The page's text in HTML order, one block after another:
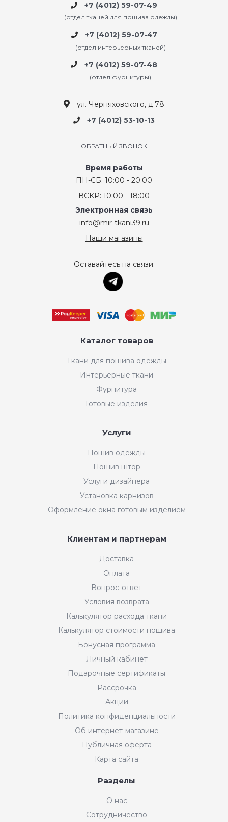
+7 (4012) 59-07-49
(отдел тканей для пошива одежды)
+7 (4012) 59-07-47
(отдел интерьерных тканей)
+7 (4012) 59-07-48
(отдел фурнитуры)
ул. Черняховского, д.78
+7 (4012) 53-10-13
ОБРАТНЫЙ ЗВОНОК
Время работы
ПН-СБ: 10:00 - 20:00
ВСКР: 10:00 - 18:00
Электронная связь
info@mir-tkani39.ru
Наши магазины
Оставайтесь на связи:
Каталог товаров
Ткани для пошива одежды
Интерьерные ткани
Фурнитура
Готовые изделия
Услуги
Пошив одежды
Пошив штор
Услуги дизайнера
Установка карнизов
Оформление окна готовым изделием
Клиентам и партнерам
Доставка
Оплата
Вопрос-ответ
Условия возврата
Калькулятор расхода ткани
Калькулятор стоимости пошива
Бонусная программа
Личный кабинет
Подарочные сертификаты
Рассрочка
Акции
Политика конфиденциальности
Об интернет-магазине
Публичная оферта
Карта сайта
Разделы
О нас
Сотрудничество